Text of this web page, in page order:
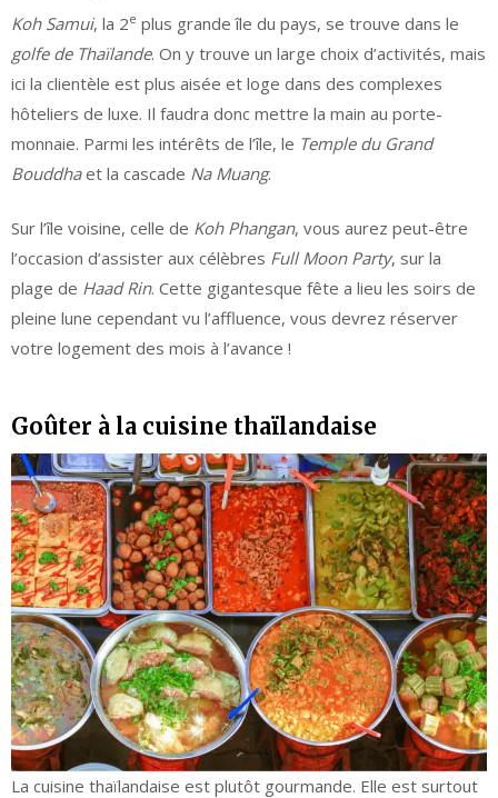
Koh Samui, la 2e plus grande île du pays, se trouve dans le
golfe de Thaïlande. On y trouve un large choix d’activités, mais
ici la clientèle est plus aisée et loge dans des complexes
hôteliers de luxe. Il faudra donc mettre la main au porte-
monnaie. Parmi les intérêts de l’île, le Temple du Grand
Bouddhaet la cascade Na Muang.
Sur l’île voisine, celle de Koh Phangan, vous aurez peut-être
l’occasion d’assister aux célèbres Full Moon Party, sur la
plage de Haad Rin. Cette gigantesque fête a lieu les soirs de
pleine lune cependant vu l’affluence, vous devrez réserver
votre logement des mois à l’avance !
Goûter à la cuisine thaïlandaise
La cuisine thaïlandaise est plutôt gourmande. Elle est surtout